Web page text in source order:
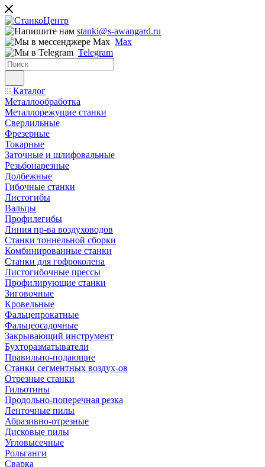
stanki@s-awangard.ru
Max
Telegram
Каталог
Металлообработка
Металлорежущие станки
Сверлильные
Фрезерные
Токарные
Заточные и шлифовальные
Резьбонарезные
Долбежные
Гибочные станки
Листогибы
Вальцы
Профилегибы
Линия пр-ва воздуховодов
Станки тоннельной сборки
Комбинированные станки
Станки для гофроколена
Листогибочные прессы
Профилирующие станки
Зиговочные
Кровельные
Фальцепрокатные
Фальцеосадочные
Закрывающий инструмент
Бухторазматыватели
Правильно-подающие
Станки сегментных воздух-ов
Отрезные станки
Гильотины
Продольно-поперечная резка
Ленточные пилы
Абразивно-отрезные
Дисковые пилы
Угловысечные
Рольганги
Сварка